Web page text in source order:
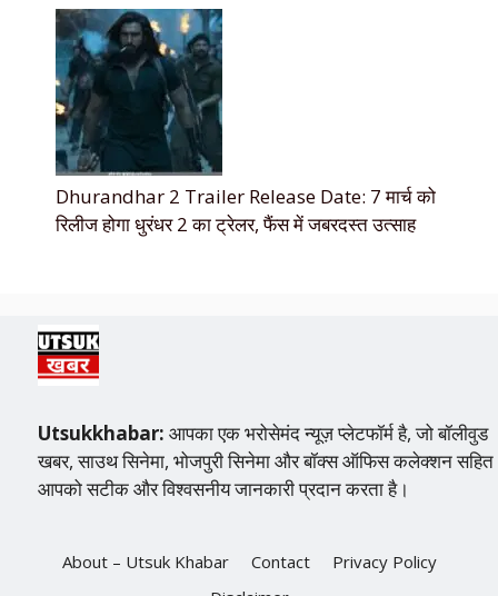
Dhurandhar 2 Trailer Release Date: 7 मार्च को
रिलीज होगा धुरंधर 2 का ट्रेलर, फैंस में जबरदस्त उत्साह
Utsukkhabar: आपका एक भरोसेमंद न्यूज़ प्लेटफॉर्म है, जो बॉलीवुड
खबर, साउथ सिनेमा, भोजपुरी सिनेमा और बॉक्स ऑफिस कलेक्शन सहित
आपको सटीक और विश्वसनीय जानकारी प्रदान करता है।
About – Utsuk Khabar Contact
Privacy Policy